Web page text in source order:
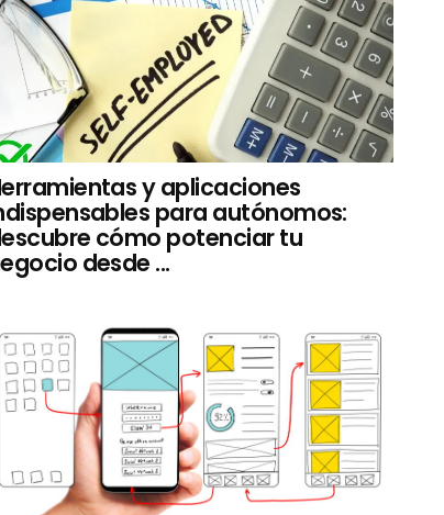
y aplicaciones
para autónomos:
cómo potenciar tu
desde ...